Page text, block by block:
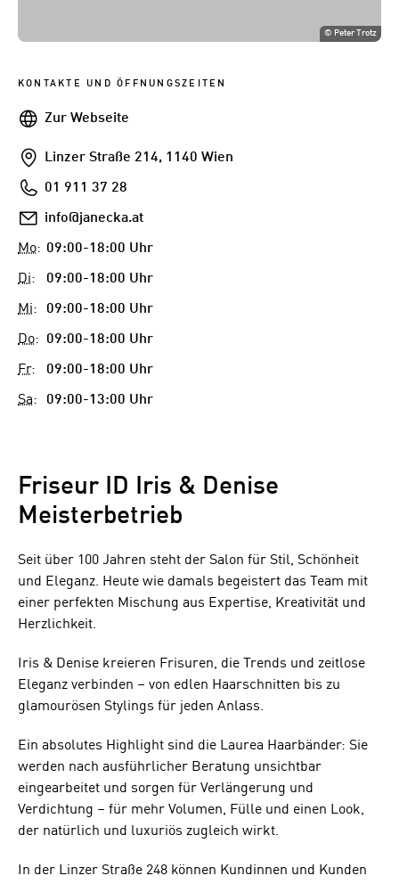
© Peter Trotz
KONTAKTE UND ÖFFNUNGSZEITEN
WebseiteZur Webseite
Addresse
Linzer Straße 214, 1140 Wien
Telefon01 911 37 28
E-
Mail
info@janecka.at
Mo: 09:00-18:00 Uhr
Di: 09:00-18:00 Uhr
Mi: 09:00-18:00 Uhr
Do: 09:00-18:00 Uhr
Fr: 09:00-18:00 Uhr
Sa: 09:00-13:00 Uhr
Friseur ID Iris & Denise
Meisterbetrieb
Seit über 100 Jahren steht der Salon für Stil, Schönheit
und Eleganz. Heute wie damals begeistert das Team mit
einer perfekten Mischung aus Expertise, Kreativität und
Herzlichkeit.
Iris & Denise kreieren Frisuren, die Trends und zeitlose
Eleganz verbinden – von edlen Haarschnitten bis zu
glamourösen Stylings für jeden Anlass.
Ein absolutes Highlight sind die Laurea Haarbänder: Sie
werden nach ausführlicher Beratung unsichtbar
eingearbeitet und sorgen für Verlängerung und
Verdichtung – für mehr Volumen, Fülle und einen Look,
der natürlich und luxuriös zugleich wirkt.
In der Linzer Straße 248 können Kundinnen und Kunden